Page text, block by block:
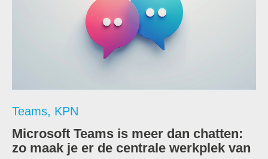
Teams, KPN
Microsoft Teams is meer dan chatten:
zo maak je er de centrale werkplek van